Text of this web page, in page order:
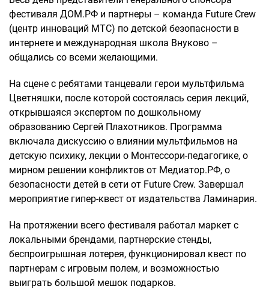
фестиваля ДОМ.РФ и партнеры – команда Future Crew
(центр инноваций МТС) по детской безопасности в
интернете и международная школа Внуково –
общались со всеми желающими.
На сцене с ребятами танцевали герои мультфильма
Цветняшки, после которой состоялась серия лекций,
открывшаяся экспертом по дошкольному
образованию Сергей Плахотников. Программа
включала дискуссию о влиянии мультфильмов на
детскую психику, лекции о Монтессори-педагогике, о
мирном решении конфликтов от Медиатор.РФ, о
безопасности детей в сети от Future Crew. Завершал
мероприятие гипер-квест от издательства Ламинария.
На протяжении всего фестиваля работал маркет с
локальными брендами, партнерские стенды,
беспроигрышная лотерея, функционировал квест по
партнерам с игровым полем, и возможностью
выиграть большой мешок подарков.